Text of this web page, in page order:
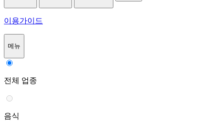
이용가이드
메뉴
전체 업종
음식